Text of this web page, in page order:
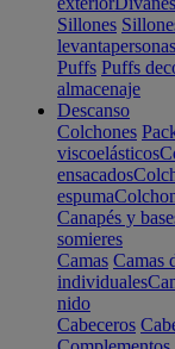
Sillones
levantapersonas
Puffs Puffs
almacenaje
Descanso
Colchones
viscoelásticos
ensacados
espuma
Canapés y
somieres
Camas Camas
individuales
nido
Cabeceros